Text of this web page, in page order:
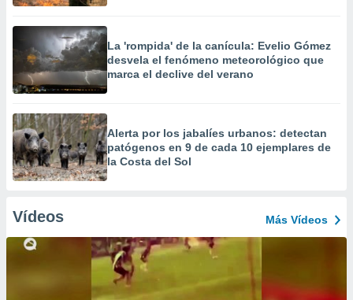
La 'rompida' de la canícula: Evelio Gómez
desvela el fenómeno meteorológico que
marca el declive del verano
Alerta por los jabalíes urbanos: detectan
patógenos en 9 de cada 10 ejemplares de
la Costa del Sol
Vídeos Más Vídeos